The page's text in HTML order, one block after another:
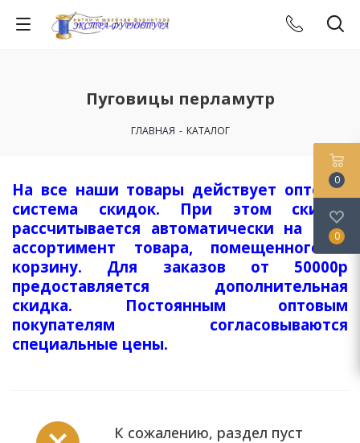
Пуговицы перламутр
ГЛАВНАЯ - КАТАЛОГ
На все наши товары действует оптовая
система скидок. При этом скидка
рассчитывается автоматически на весь
ассортимент товара, помещенного в
корзину. Для заказов от 50000р
предоставляется дополнительная
скидка. Постоянным оптовым
покупателям согласовываются
специальные цены.
К сожалению, раздел пуст
0
0